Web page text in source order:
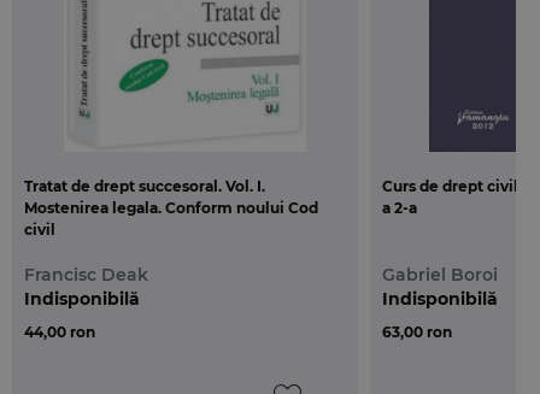
Tratat de drept succesoral. Vol. I.
Mostenirea legala. Conform noului Cod
civil
Francisc Deak
44,00 ron
Indisponibilă
Curs de drept civil.
a 2-a
Gabriel Boroi
63,00 ron
Indisponibilă